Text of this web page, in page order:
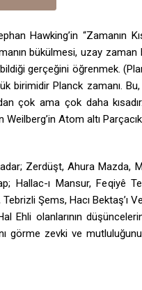
Hawking’in “Zamanın
bükülmesi, uzay
gerçeğini öğrenmek.
birimidir Planck zamanı.
çok ama çok daha
Weilberg’in Atom altı
Zerdüşt, Ahura Mazda,
Hallac-ı Mansur, Feqiyê
Şems, Hacı Bektaş’ı
Ehli olanlarının
görme zevki ve